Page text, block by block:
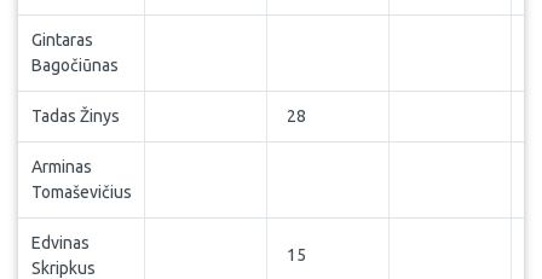
Gintaras
Bagočiūnas
Tadas Žinys 28
Arminas
Tomaševičius
Edvinas
Skripkus
15